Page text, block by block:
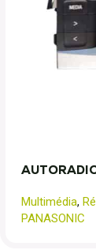
Multimédia,
PANASONIC